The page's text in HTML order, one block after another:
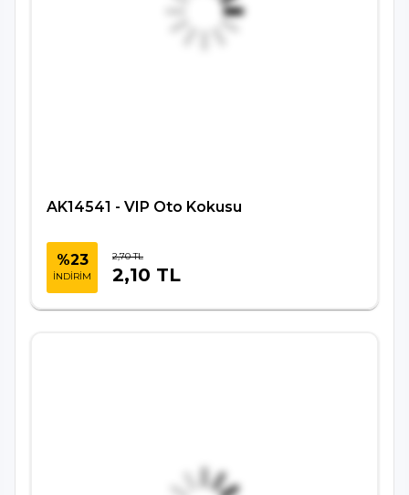
AK14541 - VIP Oto Kokusu
%23
İNDİRİM
2,70 TL
2,10 TL